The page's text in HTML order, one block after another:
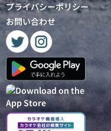
プライバシーポリシー
お問い合わせ